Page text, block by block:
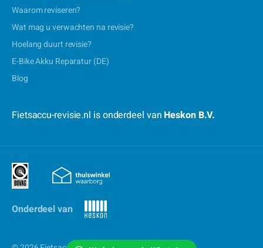
Waarom reviseren?
Wat mag u verwachten na revisie?
Hoelang duurt revisie?
E-Bike Akku Reparatur (DE)
Blog
Fietsaccu-revisie.nl is onderdeel van Heskon B.V.
Onderdeel van